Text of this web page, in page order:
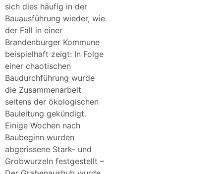
sich dies häufig in der
Bauausführung wieder, wie
der Fall in einer
Brandenburger Kommune
beispielhaft zeigt: In Folge
einer chaotischen
Baudurchführung wurde
die Zusammenarbeit
seitens der ökologischen
Bauleitung gekündigt.
Einige Wochen nach
Baubeginn wurden
abgerissene Stark- und
Grobwurzeln festgestellt –